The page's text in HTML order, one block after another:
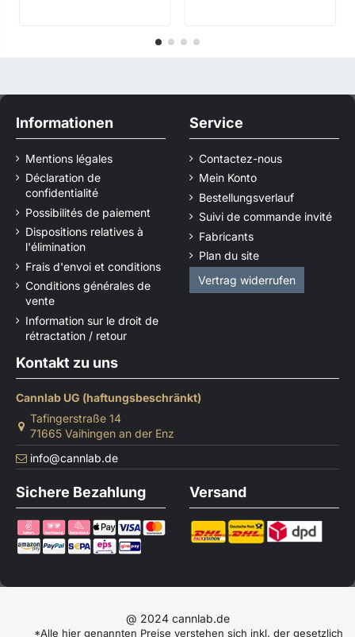
Informationen
Mentions légales
Déclaration de
confidentialité
Possibilités de paiement
Dispositions relatives à
l'élimination
Frais d'envoi et conditions
Conditions générales de
vente
Information sur le droit de
rétractation / retour
Service
Contactez-nous
Mein Konto
Bestellungsverlauf
Suivi de commande invité
Fabricants
Plan du site
Vertrag widerrufen
Kontakt zu uns
Cannlab UG (haftungsbeschränkt)
Tafingerstraße 14
71665 Vaihingen an der Enz
info@cannlab.de
Sichere Bezahlung Versand
@ 2024 cannlab.de
*Alle hier genannten Preise verstehen sich inkl. der gesetzlich